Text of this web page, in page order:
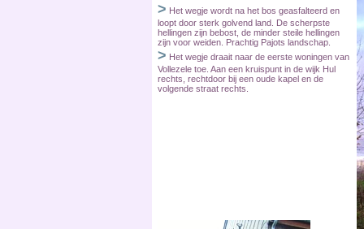
> Het wegje wordt na het bos geasfalteerd en
loopt door sterk golvend land. De scherpste
hellingen zijn bebost, de minder steile hellingen
zijn voor weiden. Prachtig Pajots landschap.
> Het wegje draait naar de eerste woningen van
Vollezele toe. Aan een kruispunt in de wijk Hul
rechts, rechtdoor bij een oude kapel en de
volgende straat rechts.